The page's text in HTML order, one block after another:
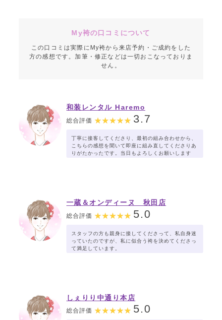
My袴の口コミについて
この口コミは実際にMy袴から来店予約・ご成約をした
方の感想です。加筆・修正などは一切おこなっておりま
せん。
和装レンタル Haremo
総合評価 3.7
丁寧に接客してくださり、最初の組み合わせから、
こちらの感想を聞いて即座に組み直してくださりあ
りがたかったです。当日もよろしくお願いします
一蔵＆オンディーヌ 秋田店
総合評価 5.0
スタッフの方も親身に接してくださって、私自身迷
っていたのですが、私に似合う袴を決めてくださっ
て満足しています。
しぇりり中通り本店
総合評価 5.0